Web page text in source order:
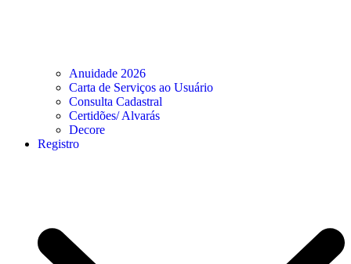
Anuidade 2026
Carta de Serviços ao Usuário
Consulta Cadastral
Certidões/ Alvarás
Decore
Registro